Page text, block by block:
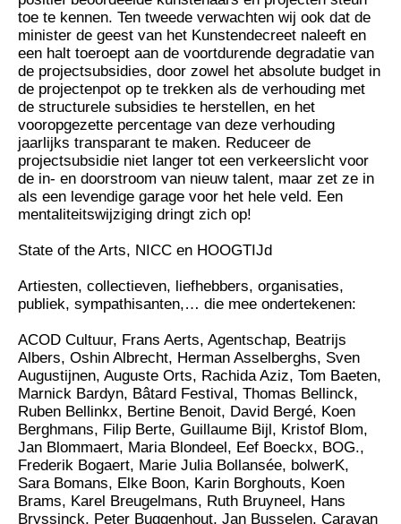
toe te kennen. Ten tweede verwachten wij ook dat de
minister de geest van het Kunstendecreet naleeft en
een halt toeroept aan de voortdurende degradatie van
de projectsubsidies, door zowel het absolute budget in
de projectenpot op te trekken als de verhouding met
de structurele subsidies te herstellen, en het
vooropgezette percentage van deze verhouding
jaarlijks transparant te maken. Reduceer de
projectsubsidie niet langer tot een verkeerslicht voor
de in- en doorstroom van nieuw talent, maar zet ze in
als een levendige garage voor het hele veld. Een
mentaliteitswijziging dringt zich op!
State of the Arts, NICC en HOOGTIJd
Artiesten, collectieven, liefhebbers, organisaties,
publiek, sympathisanten,… die mee ondertekenen:
ACOD Cultuur, Frans Aerts, Agentschap, Beatrijs
Albers, Oshin Albrecht, Herman Asselberghs, Sven
Augustijnen, Auguste Orts, Rachida Aziz, Tom Baeten,
Marnick Bardyn, Bâtard Festival, Thomas Bellinck,
Ruben Bellinkx, Bertine Benoit, David Bergé, Koen
Berghmans, Filip Berte, Guillaume Bijl, Kristof Blom,
Jan Blommaert, Maria Blondeel, Eef Boeckx, BOG.,
Frederik Bogaert, Marie Julia Bollansée, bolwerK,
Sara Bomans, Elke Boon, Karin Borghouts, Koen
Brams, Karel Breugelmans, Ruth Bruyneel, Hans
Bryssinck, Peter Buggenhout, Jan Busselen, Caravan